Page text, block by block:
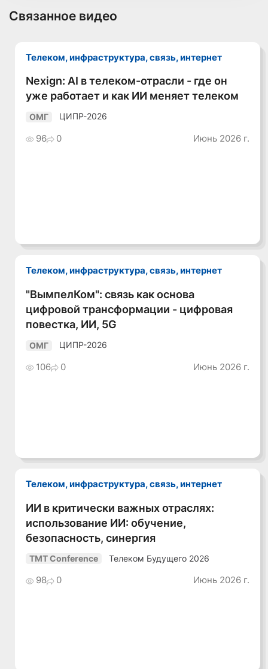
Связанное видео
Телеком, инфраструктура, связь, интернет
Смотреть видео
Nexign: AI в телеком-отрасли - где он
уже работает и как ИИ меняет телеком
ОМГ ЦИПР-2026
96 0 Июнь 2026 г.
Телеком, инфраструктура, связь, интернет
Смотреть видео
"ВымпелКом": связь как основа
цифровой трансформации - цифровая
повестка, ИИ, 5G
ОМГ ЦИПР-2026
106 0 Июнь 2026 г.
Телеком, инфраструктура, связь, интернет
Смотреть видео
ИИ в критически важных отраслях:
использование ИИ: обучение,
безопасность, синергия
TMT Conference Телеком Будущего 2026
98 0 Июнь 2026 г.